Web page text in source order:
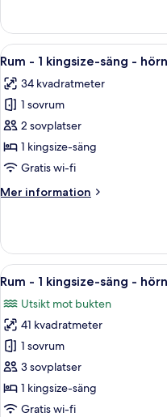
(Partial
Bay
View)
-
kingsize-
balkong
Bay
View)
Öppna
alla
foton
för
Rum
-
1
säng
4
Rum - 1 kingsize-säng - hörn
34 kvadratmeter
1 sovrum
2 sovplatser
1 kingsize-säng
Gratis wi-fi
Mer information
Mer
-
kingsize-
-
hörn
Öppna
alla
foton
för
Rum
-
1
kingsize-
12
Rum - 1 kingsize-säng -
Utsikt mot bukten
41 kvadratmeter
1 sovrum
3 sovplatser
1 kingsize-säng
Gratis wi-fi